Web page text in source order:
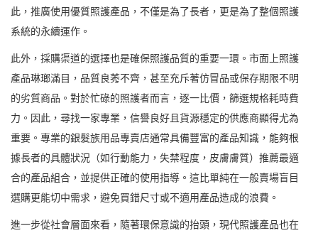
此，推廣使用優質照護產品，不僅是為了長者，更是為了整個照護
系統的永續運作。
此外，採購渠道的選擇也是確保照護品質的重要一環。市面上照護
產品琳瑯滿目，品質良莠不齊，甚至充斥著仿冒品或保存期限不明
的劣質商品。對於忙碌的照護者而言，逐一比價，篩選規格耗時費
力。因此，尋找一家專業，信譽良好且貨源穩定的供應商顯得尤為
重要。專業的銀髮族用品專賣店通常具備豐富的產品知識，能夠根
據長者的具體狀況（如行動能力，失禁程度，皮膚膚質）推薦最適
合的產品組合，並提供正確的使用指導。這比單純在一般賣場盲目
選購更能切中需求，避免買錯尺寸或不適用產品造成的浪費。
進一步從社會層面來看，隨著環保意識的抬頭，現代照護產品也在